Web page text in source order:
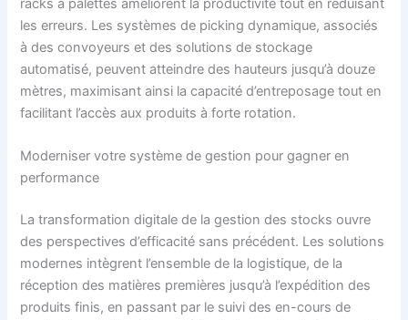
racks à palettes améliorent la productivité tout en réduisant
les erreurs. Les systèmes de picking dynamique, associés
à des convoyeurs et des solutions de stockage
automatisé, peuvent atteindre des hauteurs jusqu’à douze
mètres, maximisant ainsi la capacité d’entreposage tout en
facilitant l’accès aux produits à forte rotation.
Moderniser votre système de gestion pour gagner en
performance
La transformation digitale de la gestion des stocks ouvre
des perspectives d’efficacité sans précédent. Les solutions
modernes intègrent l’ensemble de la logistique, de la
réception des matières premières jusqu’à l’expédition des
produits finis, en passant par le suivi des en-cours de